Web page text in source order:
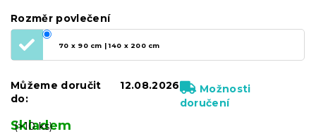
Skladem
(>10 ks)
Rozměr povlečení
70 x 90 cm | 140 x 200 cm
Můžeme doručit
do:
12.08.2026
Možnosti
doručení